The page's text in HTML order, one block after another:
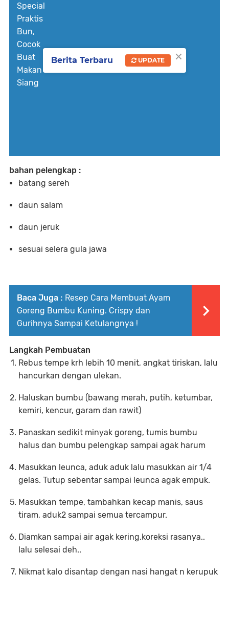
Special
Praktis
Bun,
Cocok
Buat
Makan
Siang
bahan pelengkap :
batang sereh
daun salam
daun jeruk
sesuai selera gula jawa
Baca Juga : Resep Cara Membuat Ayam
Goreng Bumbu Kuning. Crispy dan
Gurihnya Sampai Ketulangnya !
Langkah Pembuatan
Rebus tempe krh lebih 10 menit, angkat tiriskan, lalu
hancurkan dengan ulekan.
Haluskan bumbu (bawang merah, putih, ketumbar,
kemiri, kencur, garam dan rawit)
Panaskan sedikit minyak goreng, tumis bumbu
halus dan bumbu pelengkap sampai agak harum
Masukkan leunca, aduk aduk lalu masukkan air 1/4
gelas. Tutup sebentar sampai leunca agak empuk.
Masukkan tempe, tambahkan kecap manis, saus
tiram, aduk2 sampai semua tercampur.
Diamkan sampai air agak kering,koreksi rasanya..
lalu selesai deh..
Nikmat kalo disantap dengan nasi hangat n kerupuk
×
Berita Terbaru UPDATE